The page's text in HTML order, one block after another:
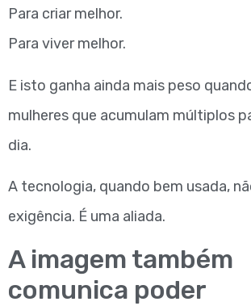
Para criar melhor.
Para viver melhor.
E isto ganha ainda mais peso
mulheres que acumulam múltiplos
dia.
A tecnologia, quando bem usada,
exigência. É uma aliada.
A imagem também
comunica poder